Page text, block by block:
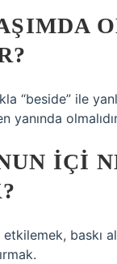
“beside” ile
yanında
IÇI
baskı